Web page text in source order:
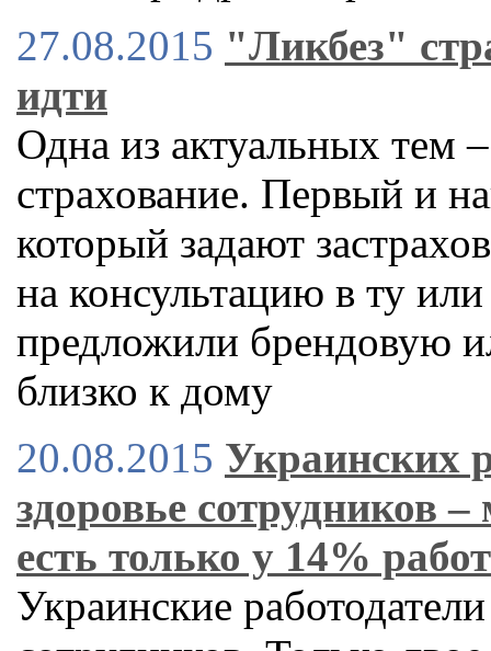
27.08.2015 "Ликбез"
идти
Одна из актуальных тем
страхование. Первый и
который задают
на консультацию в ту
предложили брендовую
близко к дому
20.08.2015 Украинских
здоровье сотрудников
есть только у 14%
Украинские